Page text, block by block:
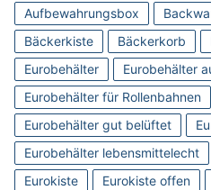
Aufbewahrungsbox
Bäckerkiste
Bäckerkorb
Eurobehälter
Eurobehälter
Eurobehälter für Rollenbahnen
Eurobehälter gut belüftet
Eurobehälter lebensmittelecht
Eurokiste
Eurokiste offen